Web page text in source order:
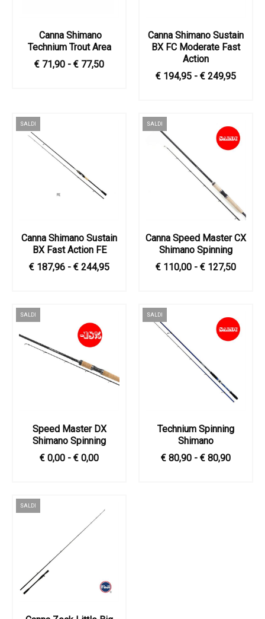
​ Canna Shimano
Technium Trout Area
€ 71,90 - € 77,50
Canna Shimano Sustain
BX FC Moderate Fast
Action
€ 194,95 - € 249,95
SALDI
Canna Shimano Sustain
BX Fast Action FE
€ 187,96 - € 244,95
SALDI
Canna Speed Master CX
Shimano Spinning
€ 110,00 - € 127,50
SALDI
Speed Master DX
Shimano Spinning
€ 0,00 - € 0,00
SALDI
Technium Spinning
Shimano
€ 80,90 - € 80,90
SALDI